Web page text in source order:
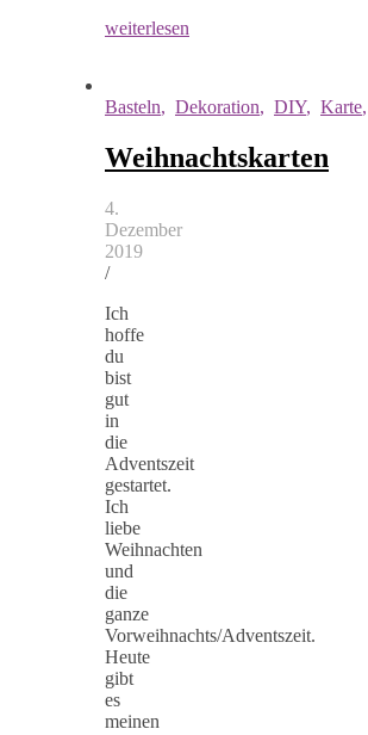
weiterlesen
Basteln, Dekoration, DIY, Karte,
Weihnachtskarten
4.
Dezember
2019
/
Ich
hoffe
du
bist
gut
in
die
Adventszeit
gestartet.
Ich
liebe
Weihnachten
und
die
ganze
Vorweihnachts/Adventszeit.
Heute
gibt
es
meinen